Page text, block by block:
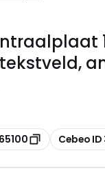
Kopiëren
Cebeo